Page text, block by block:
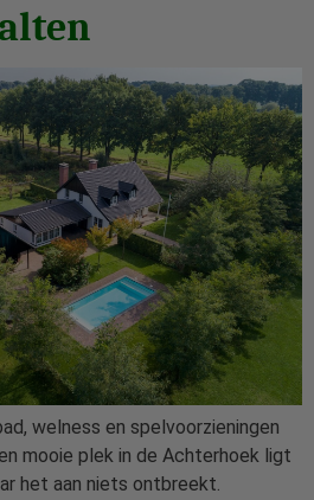
welness en spelvoorzieningen
mooie plek in de Achterhoek ligt
het aan niets ontbreekt.